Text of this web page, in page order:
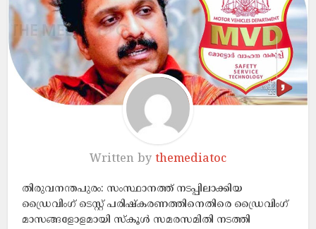
Written by themediatoc
തിരുവനന്തപുരം: സംസ്ഥാനത്ത് ‌നടപ്പിലാക്കിയ
‌ഡ്രൈവിംഗ് ടെസ്റ്റ് പരിഷ്കരണത്തിനെതിരെ ‌ഡ്രൈവിംഗ്
മാസങ്ങളോളമായി സ്കൂൾ സമരസമിതി നടത്തി